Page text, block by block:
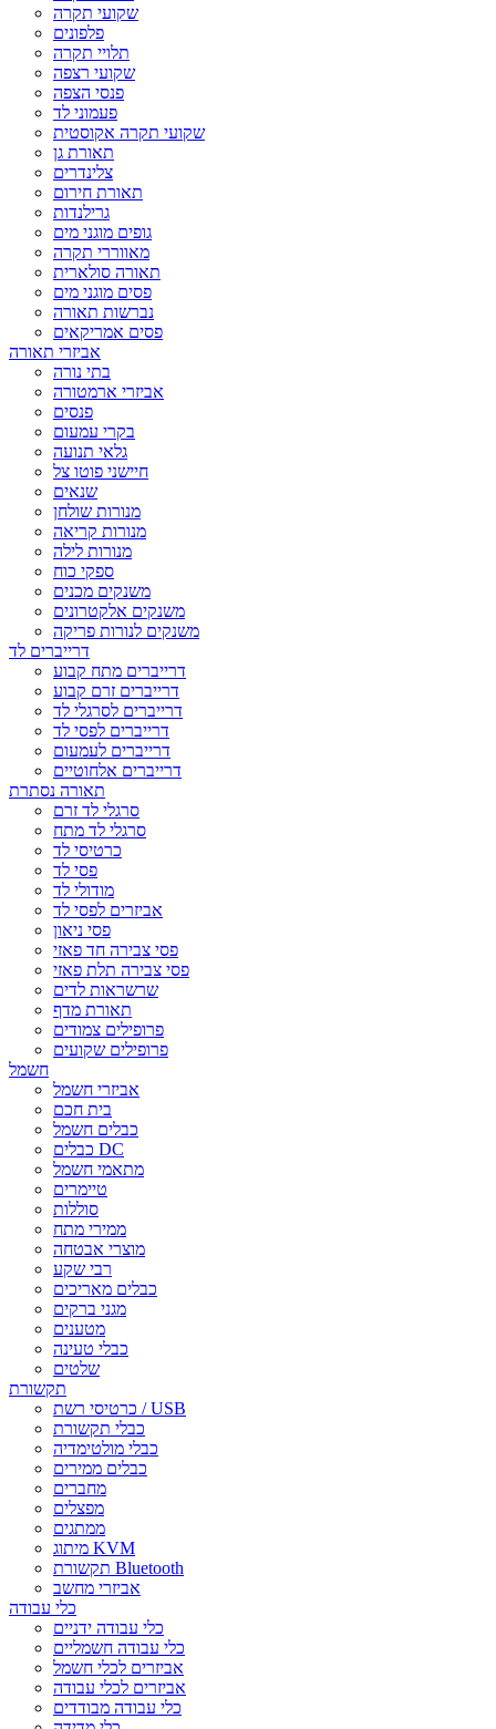
שקועי תקרה
פלפונים
תלויי תקרה
שקועי רצפה
פנסי הצפה
פעמוני לד
שקועי תקרה אקוסטית
תאורת גן
צלינדרים
תאורת חירום
גרילנדות
גופים מוגני מים
מאווררי תקרה
תאורה סולארית
פסים מוגני מים
נברשות תאורה
פסים אמריקאים
אביזרי תאורה
בתי נורה
אביזרי ארמטורה
פנסים
בקרי עמעום
גלאי תנועה
חיישני פוטו צל
שנאים
מנורות שולחן
מנורות קריאה
מנורות לילה
ספקי כוח
משנקים מכנים
משנקים אלקטרונים
משנקים לנורות פריקה
דרייברים לד
דרייברים מתח קבוע
דרייברים זרם קבוע
דרייברים לסרגלי לד
דרייברים לפסי לד
דרייברים לעמעום
דרייברים אלחוטיים
תאורה נסתרת
סרגלי לד זרם
סרגלי לד מתח
כרטיסי לד
פסי לד
מודולי לד
אביזרים לפסי לד
פסי ניאון
פסי צבירה חד פאזי
פסי צבירה תלת פאזי
שרשראות לדים
תאורת מדף
פרופילים צמודים
פרופילים שקועים
חשמל
אביזרי חשמל
בית חכם
כבלים חשמל
כבלים DC
מתאמי חשמל
טיימרים
סוללות
ממירי מתח
מוצרי אבטחה
רבי שקע
כבלים מאריכים
מגני ברקים
מטענים
כבלי טעינה
שלטים
תקשורת
כרטיסי רשת / USB
כבלי תקשורת
כבלי מולטימדיה
כבלים ממירים
מחברים
מפצלים
ממתגים
מיתוג KVM
תקשורת Bluetooth
אביזרי מחשב
כלי עבודה
כלי עבודה ידניים
כלי עבודה חשמליים
אביזרים לכלי חשמל
אביזרים לכלי עבודה
כלי עבודה מבודדים